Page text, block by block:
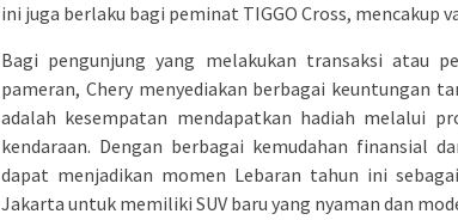
ini juga berlaku bagi peminat TIGGO Cross, mencakup
Bagi pengunjung yang melakukan transaksi atau
pameran, Chery menyediakan berbagai keuntungan
adalah kesempatan mendapatkan hadiah melalui
kendaraan. Dengan berbagai kemudahan finansial
dapat menjadikan momen Lebaran tahun ini
Jakarta untuk memiliki SUV baru yang nyaman dan